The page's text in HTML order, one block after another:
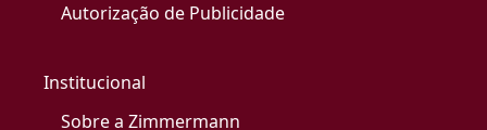
Autorização de Publicidade
Institucional
Sobre a Zimmermann